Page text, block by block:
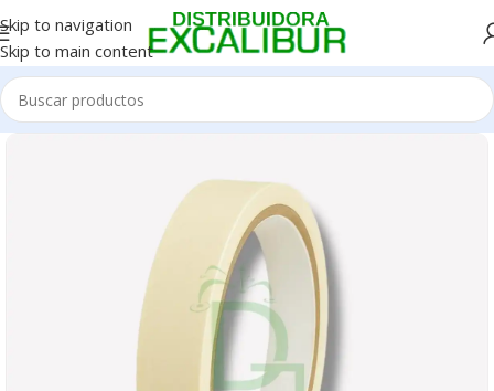
Skip to navigation
Skip to main content